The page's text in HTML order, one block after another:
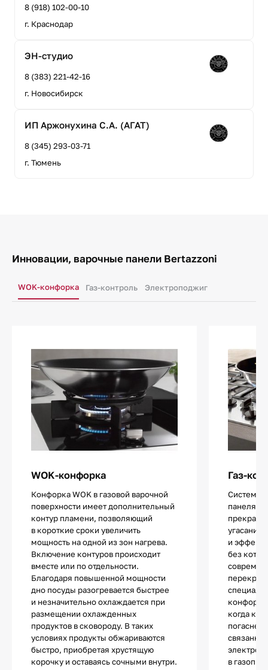
8 (918) 102-00-10
г. Краснодар
ЭН-студио
8 (383) 221-42-16
г. Новосибирск
ИП Аржонухина С.А. (АГАТ)
8 (345) 293-03-71
г. Тюмень
Инновации, варочные панели Bertazzoni
WOK-конфорка Газ-контроль Электроподжиг
WOK-конфорка
Конфорка WOK в газовой варочной
поверхности имеет дополнительный
контур пламени, позволяющий
в короткие сроки увеличить
мощность на одной из зон нагрева.
Включение контуров происходит
вместе или по отдельности.
Благодаря повышенной мощности
дно посуды разогревается быстрее
и незначительно охлаждается при
размещении охлажденных
продуктов в сковороду. В таких
условиях продукты обжариваются
быстро, приобретая хрустящую
корочку и оставаясь сочными внутри.
Газ-
Система
панелях
угасании
и
без
когда
погаснет,
в